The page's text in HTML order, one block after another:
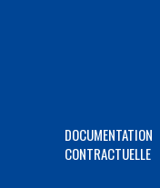
DOCUMENTATION
CONTRACTUELLE